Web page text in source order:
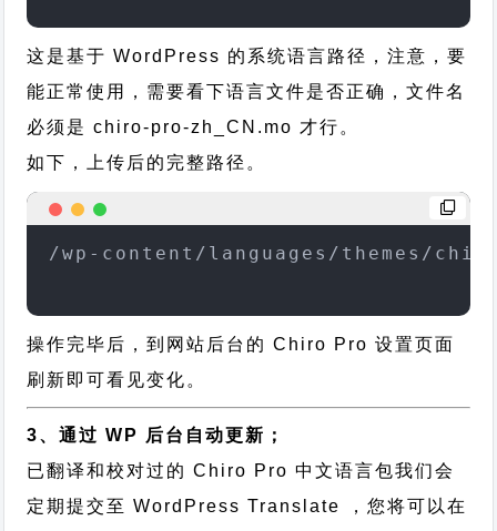
这是基于 WordPress 的系统语言路径，注意，要
能正常使用，需要看下语言文件是否正确，文件名
必须是 chiro-pro-zh_CN.mo 才行。
如下，上传后的完整路径。
/wp-content/languages/themes/
操作完毕后，到网站后台的 Chiro Pro 设置页面
刷新即可看见变化。
3、通过 WP 后台自动更新；
已翻译和校对过的 Chiro Pro 中文语言包我们会
定期提交至 WordPress Translate ，您将可以在